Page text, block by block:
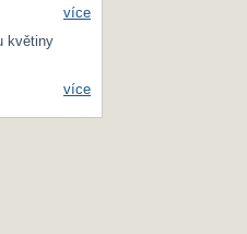
více
květiny
více